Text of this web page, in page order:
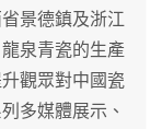
景德鎮及浙江
泉青瓷的生產
觀眾對中國瓷
多媒體展示、